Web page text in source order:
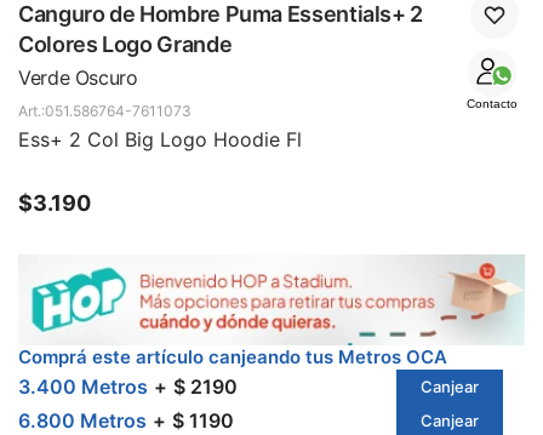
Canguro de Hombre Puma Essentials+ 2
Colores Logo Grande
Verde Oscuro
Contacto
051.586764-7611073
Ess+ 2 Col Big Logo Hoodie Fl
$3.190
Comprá este artículo canjeando tus Metros OCA
3.400 Metros $ 2190 Canjear
6.800 Metros $ 1190 Canjear